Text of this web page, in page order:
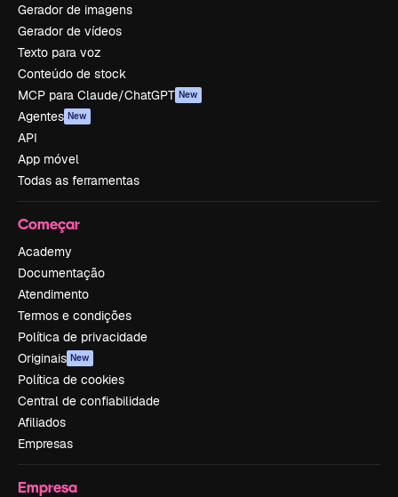
Gerador de imagens
Gerador de vídeos
Texto para voz
Conteúdo de stock
MCP para Claude/ChatGPT New
Agentes New
API
App móvel
Todas as ferramentas
Começar
Academy
Documentação
Atendimento
Termos e condições
Política de privacidade
Originais New
Política de cookies
Central de confiabilidade
Afiliados
Empresas
Empresa